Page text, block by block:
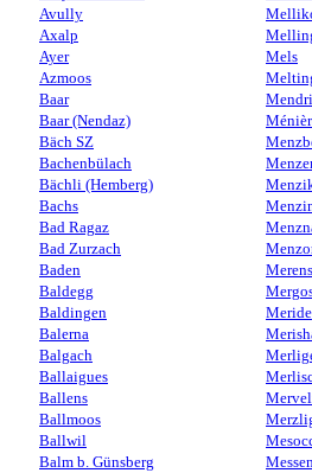
Avully
Axalp
Ayer
Azmoos
Baar
Baar (Nendaz)
Bäch SZ
Bachenbülach
Bächli (Hemberg)
Bachs
Bad Ragaz
Bad Zurzach
Baden
Baldegg
Baldingen
Balerna
Balgach
Ballaigues
Ballens
Ballmoos
Ballwil
Balm b. Günsberg
Mels
Meride
Messen